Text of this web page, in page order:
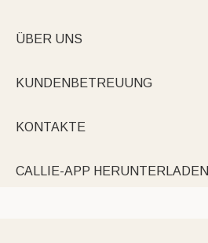
ÜBER UNS
KUNDENBETREUUNG
KONTAKTE
CALLIE-APP HERUNTERLADEN